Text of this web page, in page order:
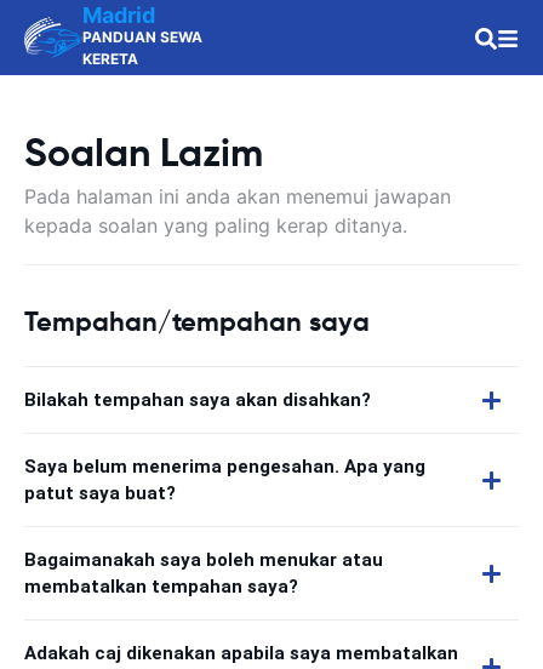
Madrid
PANDUAN SEWA
KERETA
Soalan Lazim
Pada halaman ini anda akan menemui jawapan
kepada soalan yang paling kerap ditanya.
Tempahan/tempahan saya
Bilakah tempahan saya akan disahkan?
Saya belum menerima pengesahan. Apa yang
patut saya buat?
Bagaimanakah saya boleh menukar atau
membatalkan tempahan saya?
Adakah caj dikenakan apabila saya membatalkan